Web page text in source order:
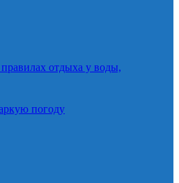
отдыха у воды,
погоду